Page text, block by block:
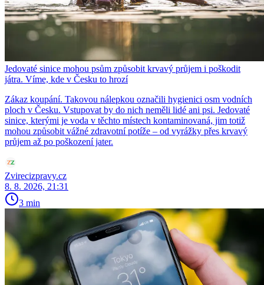
Jedovaté sinice mohou psům způsobit krvavý průjem i poškodit
játra. Víme, kde v Česku to hrozí
Zákaz koupání. Takovou nálepkou označili hygienici osm vodních
ploch v Česku. Vstupovat by do nich neměli lidé ani psi. Jedovaté
sinice, kterými je voda v těchto místech kontaminovaná, jim totiž
mohou způsobit vážné zdravotní potíže – od vyrážky přes krvavý
průjem až po poškození jater.
Zvirecizpravy.cz
8. 8. 2026, 21:31
3 min